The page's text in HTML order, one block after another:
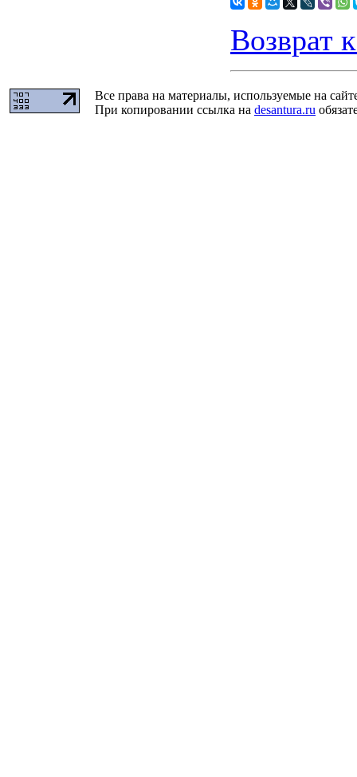
Возврат
Все права на материалы, используемые на
При копировании ссылка на desantura.ru